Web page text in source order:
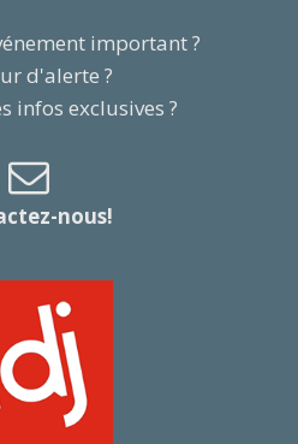
important ?
d'alerte ?
infos exclusives ?
nous!